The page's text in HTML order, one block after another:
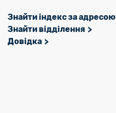
Знайти індекс за адресою
Знайти відділення
Довідка